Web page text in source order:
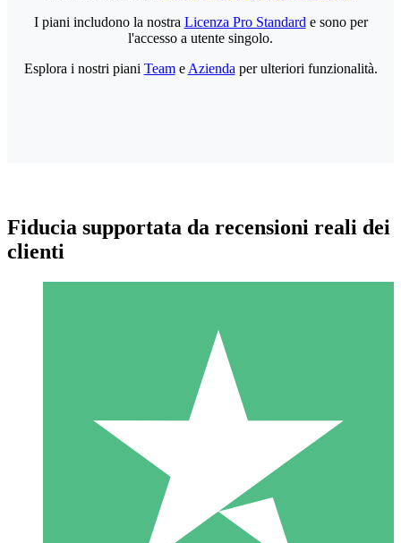
Pacchetti di Crediti Individuali
Paga a consumo con crediti di download. Nessun impegno
1 Download
10
I piani includono la nostra Licenza Pro Standard e sono per
l'accesso a utente singolo.
Esplora i nostri piani Teame Azienda per ulteriori funzionalità.
Fiducia supportata da recensioni reali dei
clienti